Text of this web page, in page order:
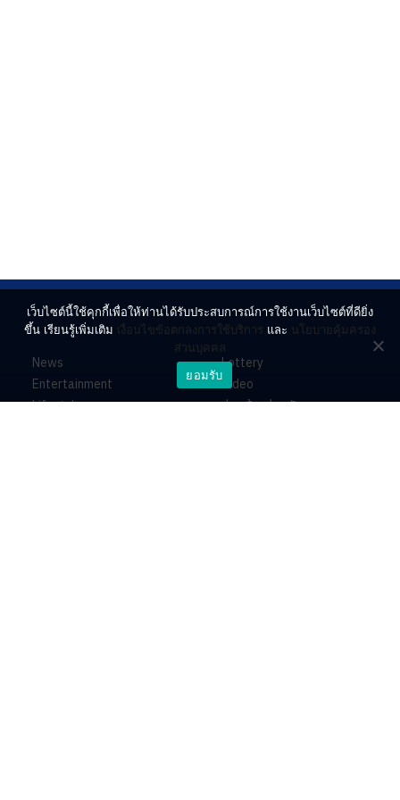
News
Entertainment
Lifestyle
Lottery
Video
ร่วมด้วยช่วยกัน
เว็บไซต์นี้ใช้คุกกี้เพื่อให้ท่านได้รับประสบการณ์การใช้งานเว็บไซต์ที่ดียิ่ง
ขึ้น เรียนรู้เพิ่มเติม เงื่อนไขข้อตกลงการใช้บริการ และ นโยบายคุ้มครอง
ส่วนบุคคล
ยอมรับ